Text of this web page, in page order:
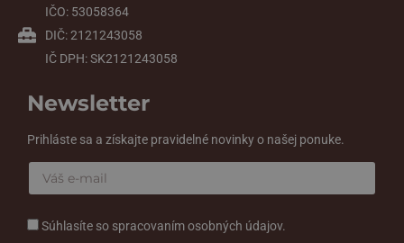
IČO: 53058364
DIČ: 2121243058
IČ DPH: SK2121243058
Newsletter
Prihláste sa a získajte pravidelné novinky o našej ponuke.
Súhlasíte so spracovaním osobných údajov.